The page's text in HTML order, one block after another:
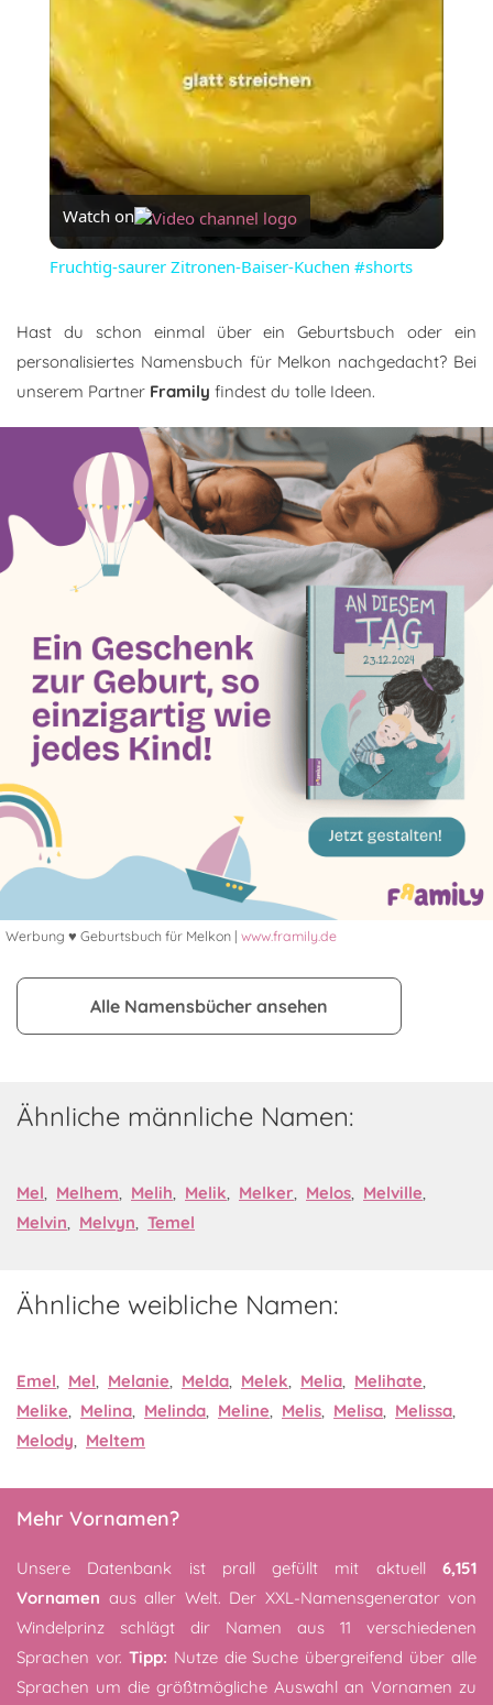
Watch on
Fruchtig-saurer Zitronen-Baiser-Kuchen #shorts
Hast du schon einmal über ein Geburtsbuch oder ein
personalisiertes Namensbuch für Melkon nachgedacht? Bei
unserem Partner Framily findest du tolle Ideen.
Werbung ♥ Geburtsbuch für Melkon | www.framily.de
Alle Namensbücher ansehen
Ähnliche männliche Namen:
Mel, Melhem, Melih, Melik, Melker, Melos, Melville,
Melvin, Melvyn, Temel
Ähnliche weibliche Namen:
Emel, Mel, Melanie, Melda, Melek, Melia, Melihate,
Melike, Melina, Melinda, Meline, Melis, Melisa, Melissa,
Melody, Meltem
Mehr Vornamen?
Unsere Datenbank ist prall gefüllt mit aktuell 6,151
Vornamen aus aller Welt. Der XXL-Namensgenerator von
Windelprinz schlägt dir Namen aus 11 verschiedenen
Sprachen vor. Tipp: Nutze die Suche übergreifend über alle
Sprachen um die größtmögliche Auswahl an Vornamen zu